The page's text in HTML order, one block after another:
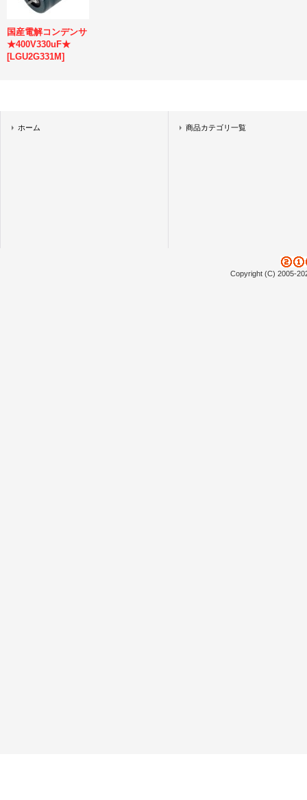
国産電解コンデンサ
★400V330uF★
[LGU2G331M]
ホーム 商品カテゴリ一覧
Copyright (C) 2005-